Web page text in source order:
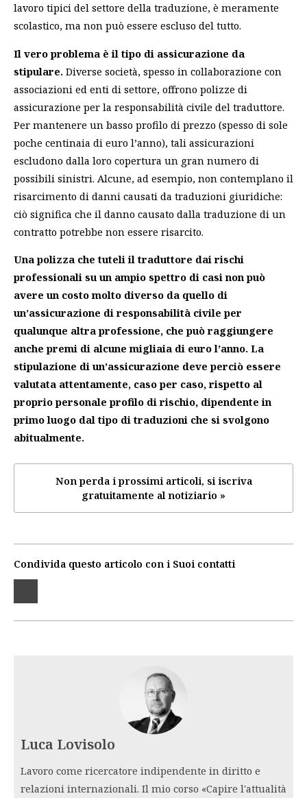
lavoro tipici del settore della traduzione, è meramente
scolastico, ma non può essere escluso del tutto.
Il vero problema è il tipo di assicurazione da
stipulare. Diverse società, spesso in collaborazione con
associazioni ed enti di settore, offrono polizze di
assicurazione per la responsabilità civile del traduttore.
Per mantenere un basso profilo di prezzo (spesso di sole
poche centinaia di euro l’anno), tali assicurazioni
escludono dalla loro copertura un gran numero di
possibili sinistri. Alcune, ad esempio, non contemplano il
risarcimento di danni causati da traduzioni giuridiche:
ciò significa che il danno causato dalla traduzione di un
contratto potrebbe non essere risarcito.
Una polizza che tuteli il traduttore dai rischi
professionali su un ampio spettro di casi non può
avere un costo molto diverso da quello di
un’assicurazione di responsabilità civile per
qualunque altra professione, che può raggiungere
anche premi di alcune migliaia di euro l’anno. La
stipulazione di un’assicurazione deve perciò essere
valutata attentamente, caso per caso, rispetto al
proprio personale profilo di rischio, dipendente in
primo luogo dal tipo di traduzioni che si svolgono
abitualmente.
Non perda i prossimi articoli, si iscriva
gratuitamente al notiziario »
Condivida questo articolo con i Suoi contatti
Luca Lovisolo
Lavoro come ricercatore indipendente in diritto e
relazioni internazionali. Il mio corso «Capire l'attualità